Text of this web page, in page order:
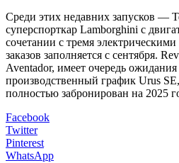
Среди этих недавних запусков —
суперспорткар Lamborghini с
сочетании с тремя
заказов заполняется с сентября.
Aventador, имеет очередь ожидания
производственный график Urus
полностью забронирован на 2025
Facebook
Twitter
Pinterest
WhatsApp